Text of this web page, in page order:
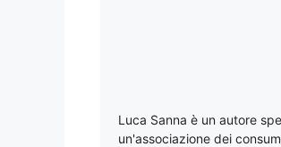
Luca Sanna è un autore
un'associazione dei